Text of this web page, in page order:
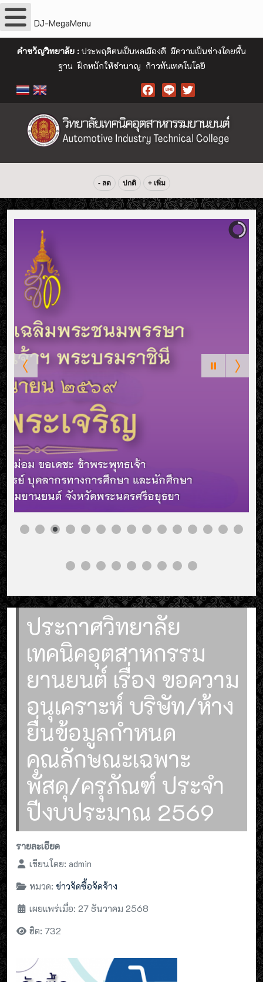
DJ-MegaMenu
คำขวัญวิทยาลัย : ประพฤติตนเป็นพลเมืองดี มีความเป็นช่างโดยพื้น
ฐาน ฝึกหนักให้ชำนาญ ก้าวทันเทคโนโลยี
- ลด ปกติ + เพิ่ม
ประกาศวิทยาลัย
เทคนิคอุตสาหกรรม
ยานยนต์ เรื่อง ขอความ
อนุเคราะห์ บริษัท/ห้าง
ยื่นข้อมูลกำหนด
คุณลักษณะเฉพาะ
พัสดุ/ครุภัณฑ์ ประจำ
ปีงบประมาณ 2569
รายละเอียด
เขียนโดย: admin
หมวด: ข่าวจัดซื้อจัดจ้าง
เผยแพร่เมื่อ: 27 ธันวาคม 2568
ฮิต: 732